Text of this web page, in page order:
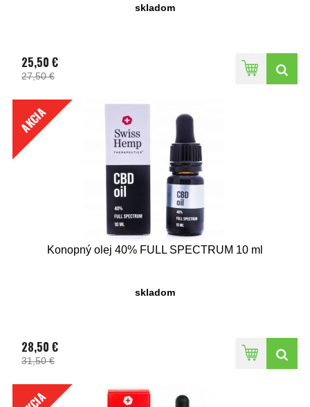
skladom
25,50 €
27,50 €
AKCIA
Konopný olej 40% FULL SPECTRUM 10 ml
skladom
28,50 €
31,50 €